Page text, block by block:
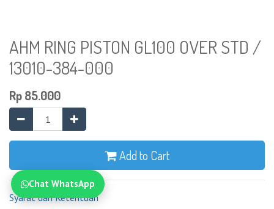
AHM RING PISTON GL100 OVER STD /
13010-384-000
Rp85.000
Add to Cart
Syarat dan Ketentuan
Chat WhatsApp